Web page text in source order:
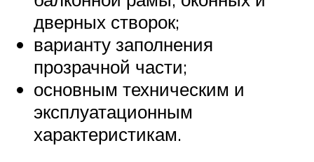
дверных створок;
варианту заполнения
прозрачной части;
основным техническим и
эксплуатационным
характеристикам.